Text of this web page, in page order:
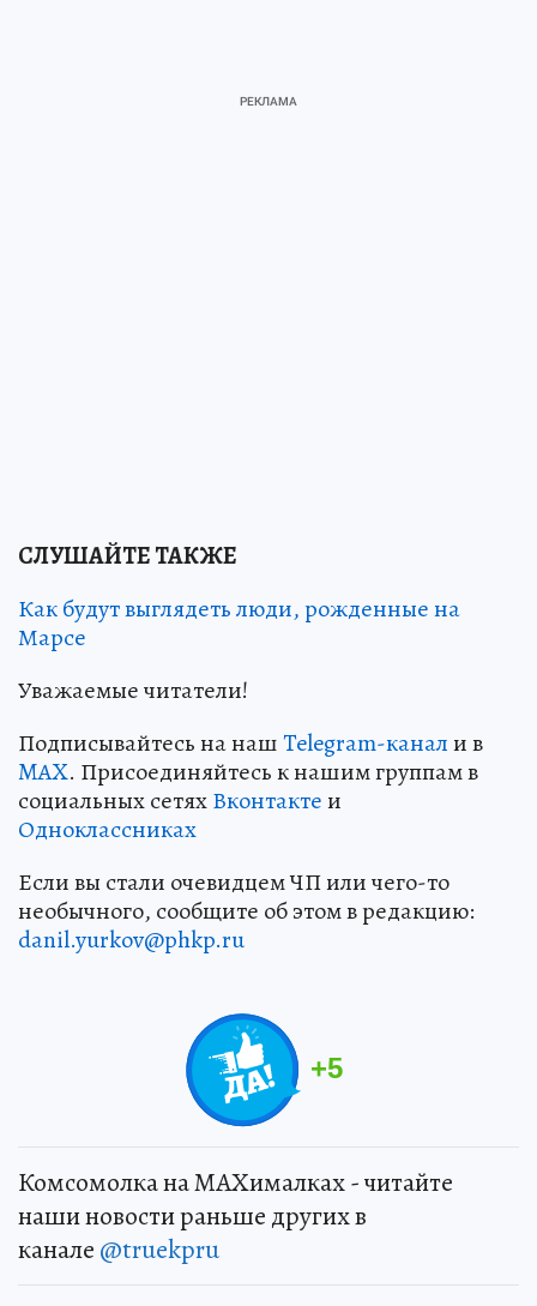
СЛУШАЙТЕ ТАКЖЕ
Как будут выглядеть люди, рожденные на
Марсе
Уважаемые читатели!
Подписывайтесь на нашTelegram-канали в
MAX. Присоединяйтесь к нашим группам в
социальных сетяхВконтактеи
Одноклассниках
Если вы стали очевидцем ЧП или чего-то
необычного, сообщите об этом в редакцию:
danil.yurkov@phkp.ru
+5
Комсомолка на MAXималках - читайте
наши новости раньше других в
канале @truekpru